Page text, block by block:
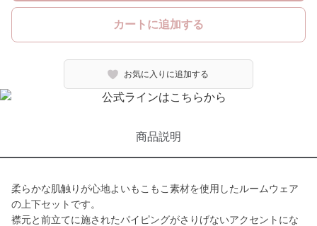
カートに追加する
お気に入りに追加する
商品説明
柔らかな肌触りが心地よいもこもこ素材を使用したルームウェア
の上下セットです。
襟元と前立てに施されたパイピングがさりげないアクセントにな